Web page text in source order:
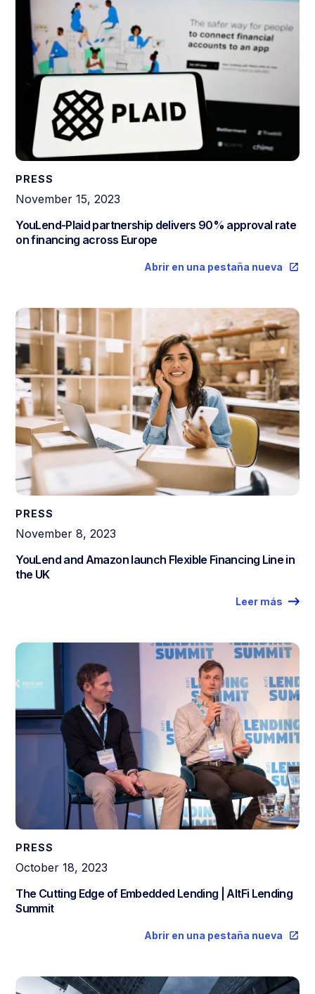
PRESS
November 15, 2023
YouLend-Plaid partnership delivers 90% approval rate
on financing across Europe
Abrir en una pestaña nueva
PRESS
November 8, 2023
YouLend and Amazon launch Flexible Financing Line in
the UK
Leer más
PRESS
October 18, 2023
The Cutting Edge of Embedded Lending | AltFi Lending
Summit
Abrir en una pestaña nueva